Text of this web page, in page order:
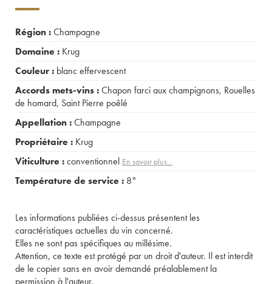
Région :Champagne
Domaine : Krug
Couleur : blanc effervescent
Accords mets-vins :Chapon farci aux champignons, Rouelles
de homard, Saint Pierre poêlé
Appellation :Champagne
Propriétaire : Krug
Viticulture :conventionnel En savoir plus...
Température de service : 8°
Les informations publiées ci-dessus présentent les
caractéristiques actuelles du vin concerné.
Elles ne sont pas spécifiques au millésime.
Attention, ce texte est protégé par un droit d'auteur. Il est interdit
de le copier sans en avoir demandé préalablement la
permission à l'auteur.